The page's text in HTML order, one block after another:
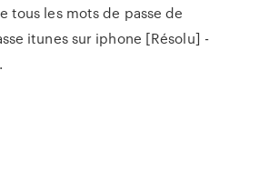
tous les mots de passe de
itunes sur iphone [Résolu] -